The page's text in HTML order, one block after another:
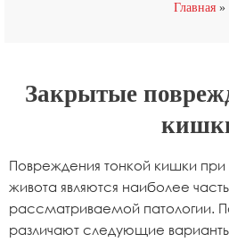
Главная
Закрытые
Повреждения тонкой кишки при
живота являются наиболее
рассматриваемой патологии.
различают следующие